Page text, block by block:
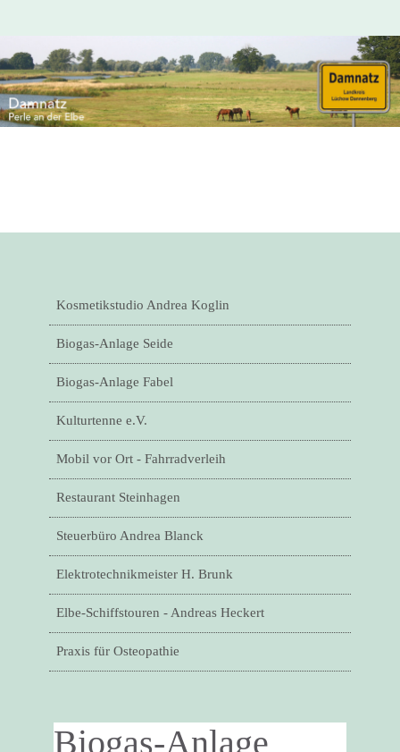
Kosmetikstudio Andrea Koglin
Biogas-Anlage Seide
Biogas-Anlage Fabel
Kulturtenne e.V.
Mobil vor Ort - Fahrradverleih
Restaurant Steinhagen
Steuerbüro Andrea Blanck
Elektrotechnikmeister H. Brunk
Elbe-Schiffstouren - Andreas Heckert
Praxis für Osteopathie
Biogas-Anlage